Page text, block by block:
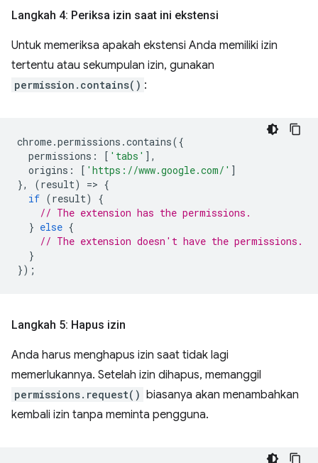
Langkah 4: Periksa izin saat ini ekstensi
Untuk memeriksa apakah ekstensi Anda memiliki izin
tertentu atau sekumpulan izin, gunakan
permission.contains() :
chrome.permissions .contains({
permissions : [ 'tabs' ],
origins : [ 'https://www.google.com/' ]
},
(result) => {
if (result)
{
// The extension has the permissions.
} else {
// The extension doesn't have the permissions.
}
});
Langkah 5: Hapus izin
Anda harus menghapus izin saat tidak lagi
memerlukannya. Setelah izin dihapus, memanggil
permissions.request() biasanya akan menambahkan
kembali izin tanpa meminta pengguna.